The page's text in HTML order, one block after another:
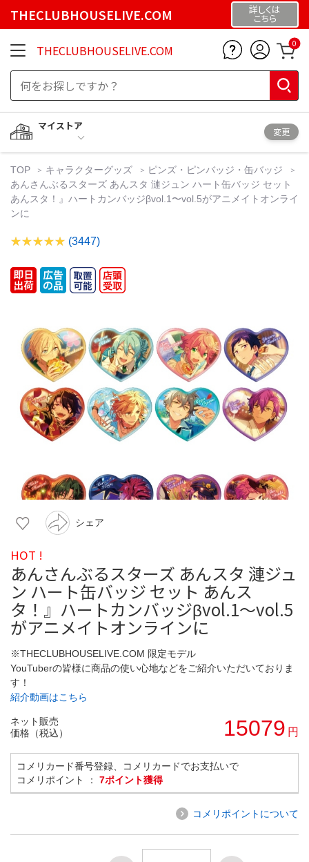
THECLUBHOUSELIVE.COM 詳しくは
こちら
THECLUBHOUSELIVE.COM 0
マイストア
変更
TOP キャラクターグッズ
ピンズ・ピンバッジ・缶バッジ
あんさんぶるスターズ あんスタ 漣ジュン ハート缶バッジ セット
あんスタ！』ハートカンバッジβvol.1〜vol.5がアニメイトオンライ
ンに
(3447)
シェア
HOT !
あんさんぶるスターズ あんスタ 漣ジュ
ン ハート缶バッジ セット あんス
タ！』ハートカンバッジβvol.1〜vol.5
がアニメイトオンラインに
※THECLUBHOUSELIVE.COM 限定モデル
YouTuberの皆様に商品の使い心地などをご紹介いただいておりま
す！
紹介動画はこちら
ネット販売
価格（税込）
15079 円
コメリカード番号登録、コメリカードでお支払いで
コメリポイント ： 7ポイント獲得
コメリポイントについて